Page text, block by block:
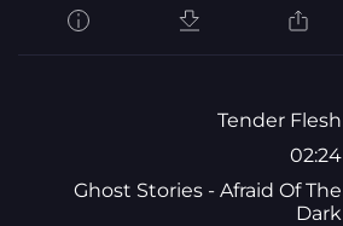
Tender Flesh
02:24
Ghost Stories - Afraid Of The
Dark